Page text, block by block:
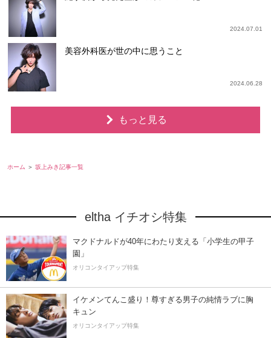
2024.07.01
美容外科医が世の中に思うこと
2024.06.28
もっと見る
ホーム 坂上みき記事一覧
eltha イチオシ特集
マクドナルドが40年にわたり支える「小学生の甲子
園」
オリコンタイアップ特集
イケメンてんこ盛り！尊すぎる男子の純情ラブに胸
キュン
オリコンタイアップ特集